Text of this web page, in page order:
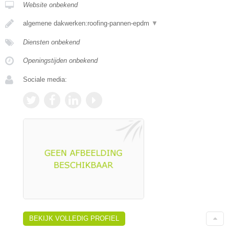
Website onbekend
algemene dakwerken:roofing-pannen-epdm ▼
Diensten onbekend
Openingstijden onbekend
Sociale media:
BEKIJK VOLLEDIG PROFIEL